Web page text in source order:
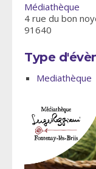
Médiathèque
4 rue du bon
91640
Type
Mediathèque